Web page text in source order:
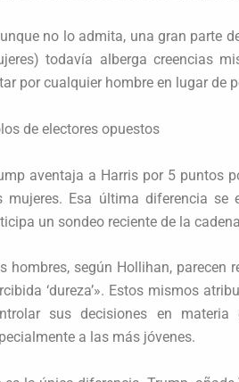
no lo admita, una gran parte
todavía alberga creencias
por cualquier hombre en lugar de
de electores opuestos
aventaja a Harris por 5 puntos
mujeres. Esa última diferencia
un sondeo reciente de la
hombres, según Hollihan, parecen
‘dureza’». Estos mismos
sus decisiones en materia
a las más jóvenes.